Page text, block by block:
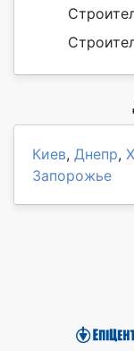
Киев, Днепр,
Запорожье